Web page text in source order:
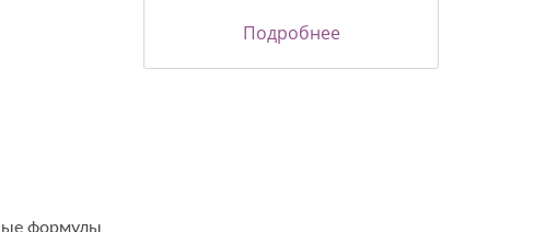
формулы
Подробнее